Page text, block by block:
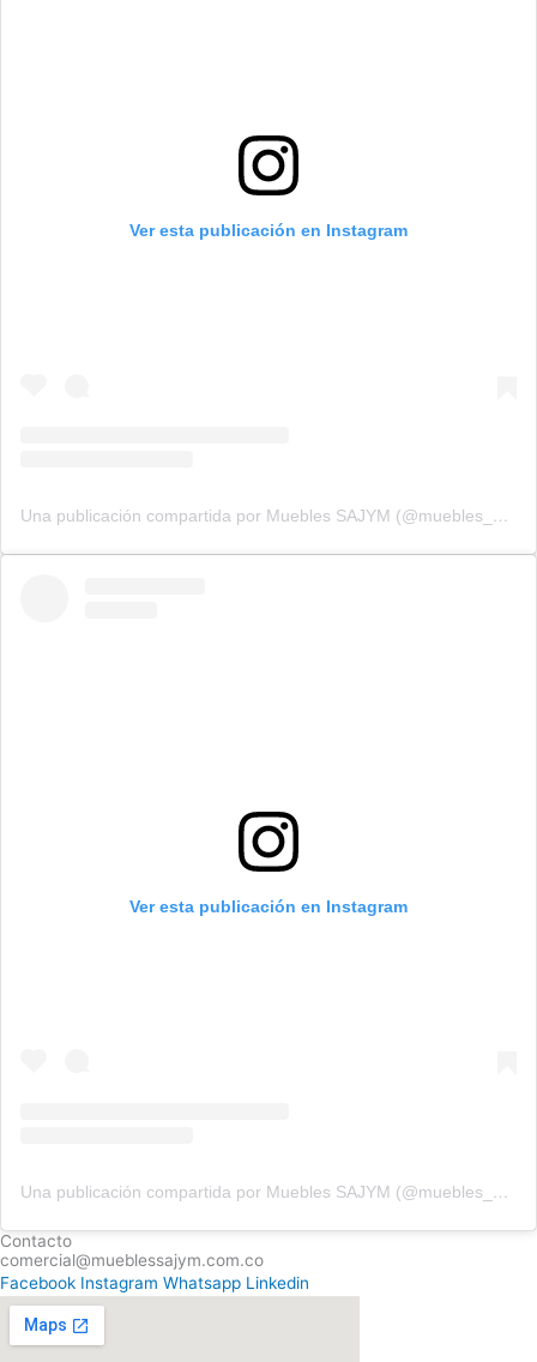
Ver esta publicación en Instagram
Una publicación compartida por Muebles SAJYM (@muebles_sajym)
Ver esta publicación en Instagram
Una publicación compartida por Muebles SAJYM (@muebles_sajym)
Contacto
comercial@mueblessajym.com.co
Facebook Instagram Whatsapp Linkedin